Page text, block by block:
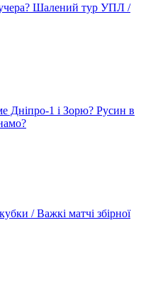
Шалений тур УПЛ /
Дніпро-1 і Зорю? Русин в
/ Важкі матчі збірної